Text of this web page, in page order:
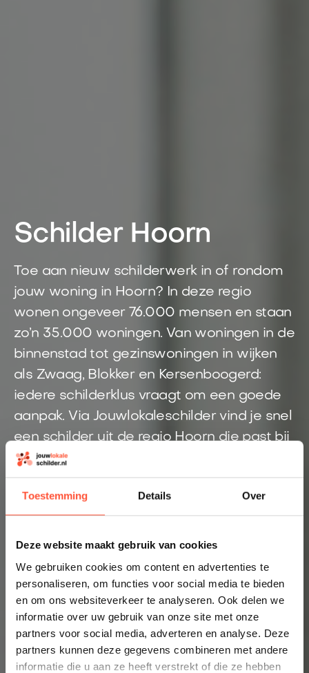
Toestemming Details Over
Deze website maakt gebruik van cookies
We gebruiken cookies om content en advertenties te
personaliseren, om functies voor social media te bieden
en om ons websiteverkeer te analyseren. Ook delen we
informatie over uw gebruik van onze site met onze
partners voor social media, adverteren en analyse. Deze
partners kunnen deze gegevens combineren met andere
informatie die u aan ze heeft verstrekt of die ze hebben
Schilder Hoorn
Toe aan nieuw schilderwerk in of rondom
jouw woning in Hoorn? In deze regio
wonen ongeveer 76.000 mensen en staan
zo’n 35.000 woningen. Van woningen in de
binnenstad tot gezinswoningen in wijken
als Zwaag, Blokker en Kersenboogerd:
iedere schilderklus vraagt om een goede
aanpak. Via Jouwlokaleschilder vind je snel
een schilder uit de regio Hoorn die past bij
jouw woning en werkzaamheden. Je
ontvangt snel een duidelijke prijsindicatie
en hoeft niet zelf achter meerdere
offertes aan.
Direct inzicht in een eerlijke prijs
Altijd een schilder bij jou in de buurt
👉 Inzicht in enkele minuten